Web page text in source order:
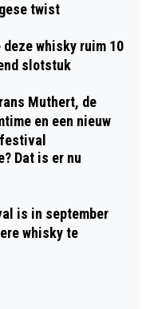
twist
whisky ruim 10
slotstuk
Muthert, de
en een nieuw
Dat is er nu
is in september
whisky te